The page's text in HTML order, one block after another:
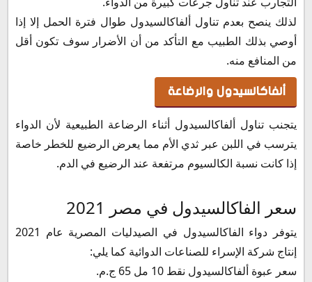
لذلك ينصح بعدم تناول ألفاكالسيدول طوال فترة الحمل إلا إذا
أوصي بذلك الطبيب مع التأكد من أن الأضرار سوف تكون أقل
من المنافع منه.
ألفاكالسيدول والرضاعة
يتجنب تناول ألفاكالسيدول أثناء الرضاعة الطبيعية لأن الدواء
يترسب في اللبن عبر ثدي الأم مما يعرض الرضيع للخطر خاصة
إذا كانت نسبة الكالسيوم مرتفعة عند الرضيع في الدم.
سعر الفاكالسيدول في مصر 2021
يتوفر دواء الفاكالسيدول في الصيدليات المصرية عام 2021
إنتاج شركة الإسراء للصناعات الدوائية كما يلي:
سعر عبوة ألفاكالسيدول نقط 10 مل 65 ج.م.